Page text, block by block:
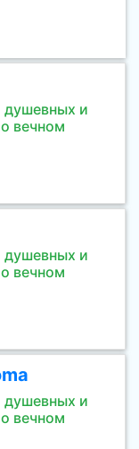
душевных и
вечном
душевных и
вечном
душевных и
вечном